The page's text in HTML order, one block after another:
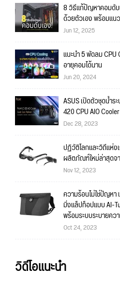
8 วิธีแก้ปัญหาคอมดับ
ด้วยตัวเอง พร้อมแน
Jun 12, 2025
แนะนำ 5 พัดลม CPU
อายุคอมได้นาน
Jun 20, 2024
ASUS เปิดตัวชุดน้ำร
420 CPU AIO Cooler
Dec 28, 2023
ปฏิวัติโลกและวิถีแห่ง
ผลิตภัณฑ์ใหม่ล่าสุดจ
Nov 12, 2023
ความร้อนไม่ใช่ปัญหา
มิ่งแล็ปท็อปแบบ AI-
พร้อมระบบระบายคว
Cooling System1 ในตัว
Oct 24, 2023
วิดีโอแนะนำ